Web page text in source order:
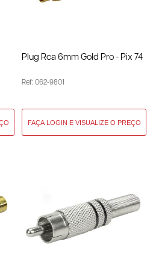
Plug Rca 6mm Gold Pro - Pix 74
Ref: 062-9801